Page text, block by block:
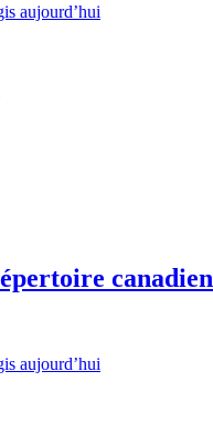
aujourd’hui
canadien
aujourd’hui